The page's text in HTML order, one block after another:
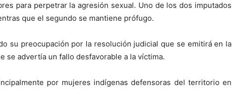
para perpetrar la agresión sexual. Uno de los dos imputados
que el segundo se mantiene prófugo.
su preocupación por la resolución judicial que se emitirá en la
se advertía un fallo desfavorable a la víctima.
por mujeres indígenas defensoras del territorio en